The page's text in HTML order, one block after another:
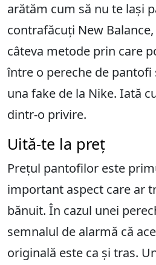
arătăm cum să nu te lași
contrafăcuți New
câteva metode prin care
între o pereche de
una fake de la Nike. Iată
dintr-o privire.
Uită-te la preț
Prețul pantofilor este
important aspect care ar
bănuit. În cazul unei
semnalul de alarmă că
originală este ca și tras.